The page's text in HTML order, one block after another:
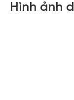
Hình ảnh